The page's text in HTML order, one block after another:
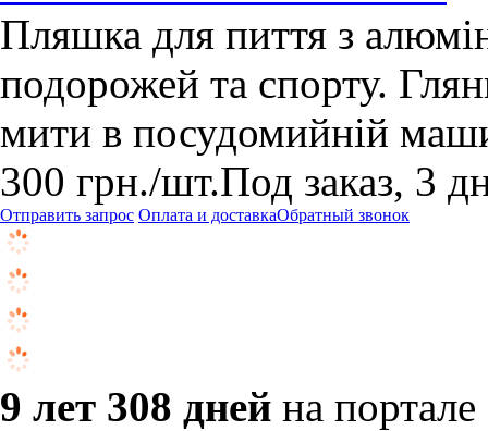
Пляшка для пиття з
подорожей та спорту.
мити в посудомийній
300 грн./шт.Под заказ, 3
Отправить запрос Оплата и доставкаОбратный звонок
9 лет 308 дней на портале